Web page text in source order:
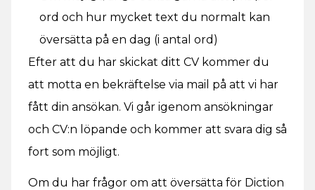
ord och hur mycket text du normalt kan
översätta på en dag (i antal ord)
Efter att du har skickat ditt CV kommer du
att motta en bekräftelse via mail på att vi har
fått din ansökan. Vi går igenom ansökningar
och CV:n löpande och kommer att svara dig så
fort som möjligt.
Om du har frågor om att översätta för Diction